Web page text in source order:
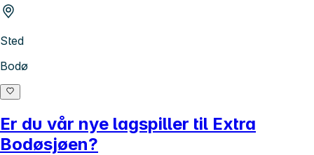
Sted
Bodø
Er du vår nye lagspiller til Extra
Bodøsjøen?